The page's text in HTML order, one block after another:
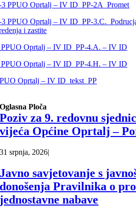
3 PPUO Oprtalj – IV ID_PP-2A_Promet
3 PPUO Oprtalj – IV ID_PP-
i zastite
PPUO Oprtalj – IV ID_PP-4.A. – IV ID
PPUO Oprtalj – IV ID_PP-4.H. – IV ID
Oprtalj – IV ID_tekst_PP
Oglasna Ploča
Poziv za 9. redovnu
vijeća Općine Oprtalj –
31 srpnja, 2026|
Javno savjetovanje s
donošenja Pravilnika o
jednostavne nabave